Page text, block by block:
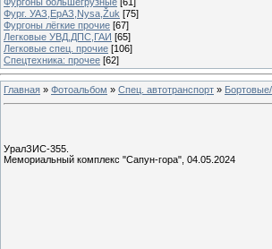
Фург. УАЗ,ЕрАЗ,Nysa,Žuk [75]
Фургоны лёгкие прочие [67]
Легковые УВД,ДПС,ГАИ [65]
Легковые спец. прочие [106]
Спецтехника: прочее [62]
Главная » Фотоальбом » Спец. автотранспорт »
УралЗИС-355.
Мемориальный комплекс "Сапун-гора", 04.05.2024